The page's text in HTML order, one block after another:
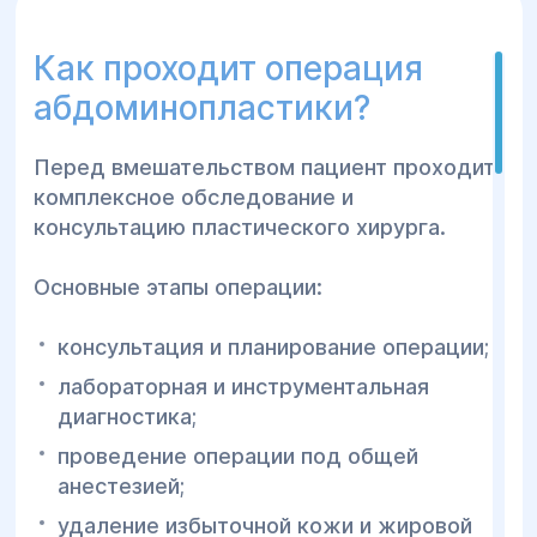
обеспечивающих безопасное лечение и
прогнозируемый эстетический
результат.
К основным противопоказаниям относятся:
тяжёлые нарушения свёртываемости
крови;
тяжёлые заболевания сердца и лёгких;
онкологические процессы;
беременность и период грудного
вскармливания.
После консультации врач определяет
возможность проведения операции и
подбирает оптимальный метод пластики.
Как проходит операция
абдоминопластики?
Перед вмешательством пациент проходит
комплексное обследование и
консультацию пластического хирурга.
Основные этапы операции:
консультация и планирование операции;
лабораторная и инструментальная
диагностика;
проведение операции под общей
анестезией;
удаление избыточной кожи и жировой